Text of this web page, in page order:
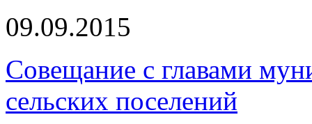
09.09.2015
Совещание с главами
сельских поселений